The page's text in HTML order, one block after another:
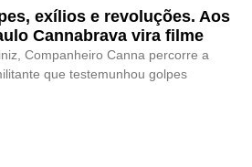
exílios e revoluções. Aos
Cannabrava vira filme
Companheiro Canna percorre a
que testemunhou golpes